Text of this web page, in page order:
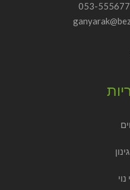
053-